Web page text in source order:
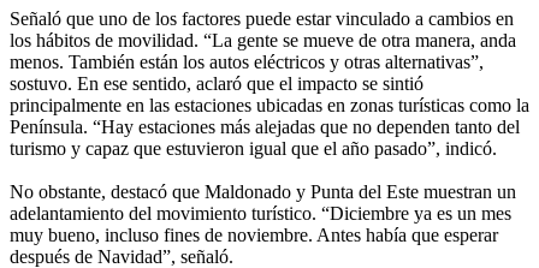
Señaló que uno de los factores puede estar vinculado a cambios en
los hábitos de movilidad. “La gente se mueve de otra manera, anda
menos. También están los autos eléctricos y otras alternativas”,
sostuvo. En ese sentido, aclaró que el impacto se sintió
principalmente en las estaciones ubicadas en zonas turísticas como la
Península. “Hay estaciones más alejadas que no dependen tanto del
turismo y capaz que estuvieron igual que el año pasado”, indicó.
No obstante, destacó que Maldonado y Punta del Este muestran un
adelantamiento del movimiento turístico. “Diciembre ya es un mes
muy bueno, incluso fines de noviembre. Antes había que esperar
después de Navidad”, señaló.